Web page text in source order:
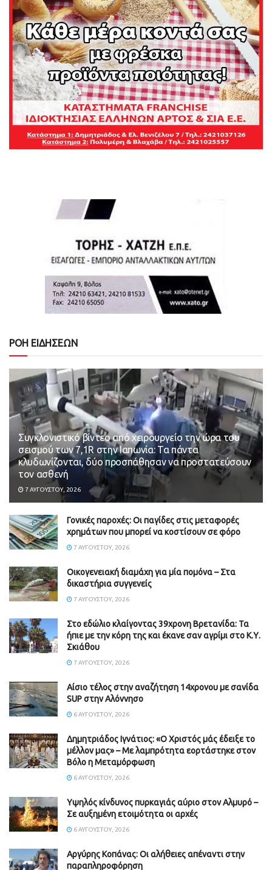
ΡΟΗ ΕΙΔΗΣΕΩΝ
Συγκλονιστικό βίντεο από χειρουργείο την ώρα του
σεισμού των 7,1R στην Ιαπωνία: Τα πάντα
κλυδωνίζονται, δύο προσπάθησαν να προστατεύσουν
τον ασθενή
7 ΑΥΓΟΎΣΤΟΥ, 2026
Γονικές παροχές: Οι παγίδες στις μεταφορές
χρημάτων που μπορεί να κοστίσουν σε φόρο
7 ΑΥΓΟΎΣΤΟΥ, 2026
Οικογενειακή διαμάχη για μία πομόνα – Στα
δικαστήρια συγγενείς
7 ΑΥΓΟΎΣΤΟΥ, 2026
Στο εδώλιο κλαίγοντας 39χρονη Βρετανίδα: Τα
ήπιε με την κόρη της και έκανε σαν αγρίμι στο Κ.Υ.
Σκιάθου
7 ΑΥΓΟΎΣΤΟΥ, 2026
Αίσιο τέλος στην αναζήτηση 14χρονου με σανίδα
SUP στην Αλόννησο
6 ΑΥΓΟΎΣΤΟΥ, 2026
Δημητριάδος Ιγνάτιος: «Ο Χριστός μάς έδειξε το
μέλλον μας» – Με λαμπρότητα εορτάστηκε στον
Βόλο η Μεταμόρφωση
6 ΑΥΓΟΎΣΤΟΥ, 2026
Υψηλός κίνδυνος πυρκαγιάς αύριο στον Αλμυρό –
Σε αυξημένη ετοιμότητα οι αρχές
6 ΑΥΓΟΎΣΤΟΥ, 2026
Aργύρης Κοπάνας: Οι αλήθειες απέναντι στην
παραπληροφόρηση